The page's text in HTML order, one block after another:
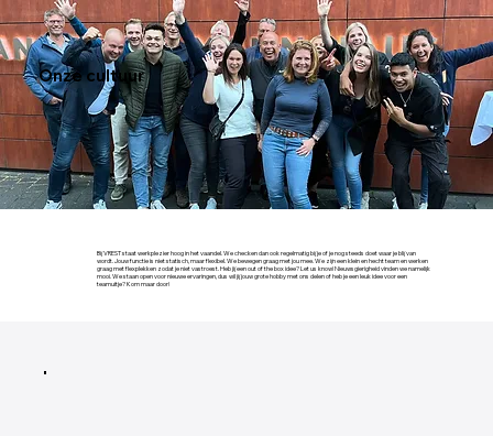
Onze cultuur
Bij VREST staat werkplezier hoog in het vaandel. We checken dan ook regelmatig bij je of je nog steeds doet waar je blij van
wordt. Jouw functie is niet statisch, maar flexibel. We bewegen graag met jou mee. We zijn een klein en hecht team en werken
graag met flexplekken zodat je niet vastroest. Heb jij een out of the box idee? Let us know! Nieuwsgierigheid vinden we namelijk
mooi. We staan open voor nieuwe ervaringen, dus wil jij jouw grote hobby met ons delen of heb je een leuk idee voor een
teamuitje? Kom maar door!